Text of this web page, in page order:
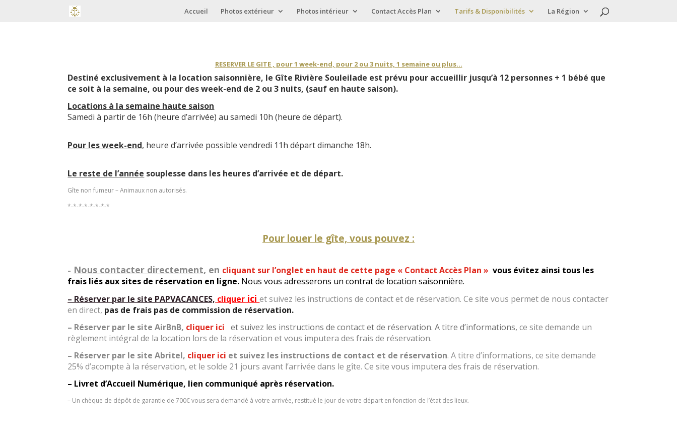
Accueil Photos extérieur Photos intérieur Contact Accès Plan Tarifs & Disponibilités La Région
RESERVER LE GITE , pour 1 week-end, pour 2 ou 3 nuits, 1 semaine ou plus…
Destiné exclusivement à la location saisonnière, le Gîte Rivière Souleilade est prévu pour accueillir jusqu’à 12 personnes + 1 bébé que
ce soit à la semaine, ou pour des week-end de 2 ou 3 nuits, (sauf en haute saison).
Locations à la semaine haute saison
Samedi à partir de 16h (heure d’arrivée) au samedi 10h (heure de départ).
Pour les week-end, heure d’arrivée possible vendredi 11h départ dimanche 18h.
Le reste de l’année souplesse dans les heures d’arrivée et de départ.
Gîte non fumeur – Animaux non autorisés.
*-*-*-*-*-*-*-*
Pour louer le gîte, vous pouvez :
– Nous contacter directement, en cliquant sur l’onglet en haut de cette page « Contact Accès Plan » vous évitez ainsi tous les
frais liés aux sites de réservation en ligne. Nous vous adresserons un contrat de location saisonnière.
– Réserver par le site PAPVACANCES, cliquer iciet suivez les instructions de contact et de réservation. Ce site vous permet de nous contacter
en direct, pas de frais pas de commission de réservation.
– Réserver par le site AirBnB, cliquer ici et suivez les instructions de contact et de réservation. A titre d’informations,ce site demande un
règlement intégral de la location lors de la réservation et vous imputera des frais de réservation.
– Réserver par le site Abritel, cliquer ici et suivez les instructions de contact et de réservation. A titre d’informations, ce site demande
25% d’acompte à la réservation, et le solde 21 jours avant l’arrivée dans le gîte.Ce site vous imputera des frais de réservation.
– Livret d’Accueil Numérique, lien communiqué après réservation.
– Un chèque de dépôt de garantie de 700€ vous sera demandé à votre arrivée, restitué le jour de votre départ en fonction de l’état des lieux.